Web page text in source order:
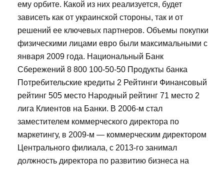
ему орбите. Какой из них реализуется, будет
зависеть как от украинской стороны, так и от
решений ее ключевых партнеров. Объемы покупки
физическими лицами евро были максимальными с
января 2009 года. Национальный Банк
Сбережений 8 800 100-50-50 Продукты банка
Потребительские кредиты 2 Рейтинги Финансовый
рейтинг 505 место Народный рейтинг 71 место 2
лига Клиентов на Банки. В 2006-м стал
заместителем коммерческого директора по
маркетингу, в 2009-м — коммерческим директором
Центрального филиала, с 2013-го занимал
должность директора по развитию бизнеса на